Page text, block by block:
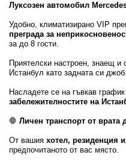
Луксозен автомобил
Удобно, климатизирано VIP
преграда за
за до 8 гости.
Приятелски настроен, знаещ и
Истанбул като задната си джоб.
Насладете се на гъвкав
забележителностите на
🛑 Личен транспорт от врата
От вашия хотел, резиденция
предпочитаното от вас място.